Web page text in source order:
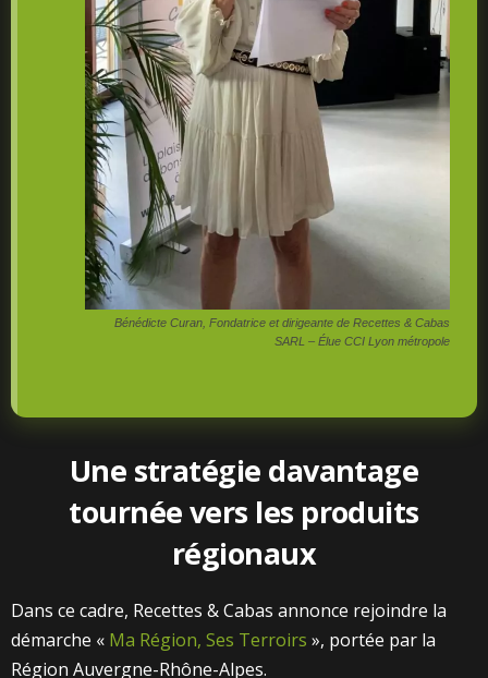
Bénédicte Curan, Fondatrice et dirigeante de Recettes & Cabas
SARL – Élue CCI Lyon métropole
Une stratégie davantage
tournée vers les produits
régionaux
Dans ce cadre, Recettes & Cabas annonce rejoindre la
démarche « Ma Région, Ses Terroirs », portée par la
Région Auvergne-Rhône-Alpes.